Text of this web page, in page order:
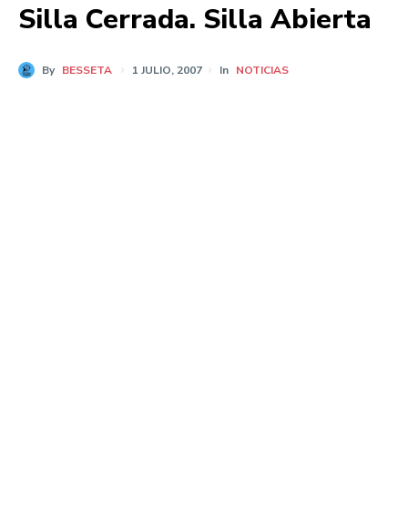
Silla Cerrada. Silla Abierta
By BESSETA 1 JULIO, 2007 In NOTICIAS